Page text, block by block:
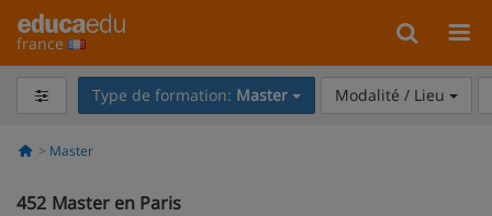
france
Type de formation: Master Modalité / Lieu
Master
452 Master en Paris